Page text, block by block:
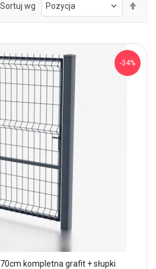
Sortuj wg
-34%
kompletna grafit + słupki